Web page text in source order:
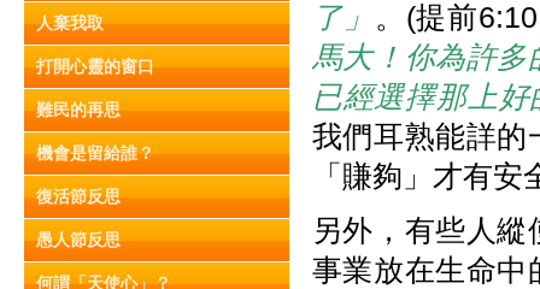
人棄我取
打開心靈的窗口
難民的再思
機會是留給誰？
復活節反思
愚人節反思
何謂「天使心」？
了」 。(提前
馬大！你為許多
已經選擇那上
我們耳熟能詳的
「賺夠」才有安
另外，有些人
事業放在生命中